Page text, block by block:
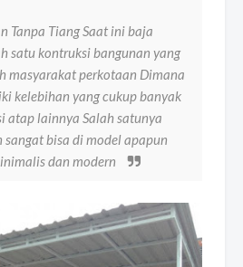
Tanpa Tiang Saat ini baja
satu kontruksi bangunan yang
masyarakat perkotaan Dimana
kelebihan yang cukup banyak
atap lainnya Salah satunya
bisa di model apapun
dan modern